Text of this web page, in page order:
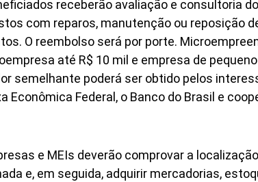
receberão avaliação e consultoria
com reparos, manutenção ou reposição
O reembolso será por porte.
até R$ 10 mil e empresa de
semelhante poderá ser obtido pelos
Econômica Federal, o Banco do Brasil e
e MEIs deverão comprovar a
e, em seguida, adquirir mercadorias,